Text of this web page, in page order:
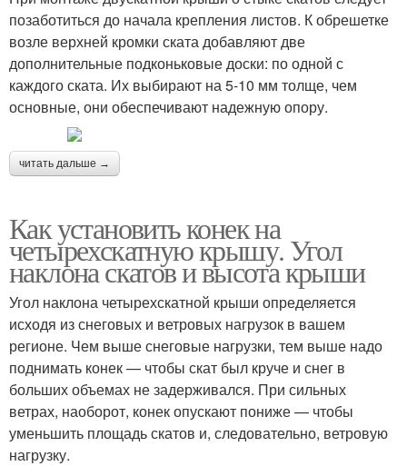
позаботиться до начала крепления листов. К обрешетке
возле верхней кромки ската добавляют две
дополнительные подконьковые доски: по одной с
каждого ската. Их выбирают на 5-10 мм толще, чем
основные, они обеспечивают надежную опору.
читать дальше →
Как установить конек на
четырехскатную крышу. Угол
наклона скатов и высота крыши
Угол наклона четырехскатной крыши определяется
исходя из снеговых и ветровых нагрузок в вашем
регионе. Чем выше снеговые нагрузки, тем выше надо
поднимать конек — чтобы скат был круче и снег в
больших объемах не задерживался. При сильных
ветрах, наоборот, конек опускают пониже — чтобы
уменьшить площадь скатов и, следовательно, ветровую
нагрузку.